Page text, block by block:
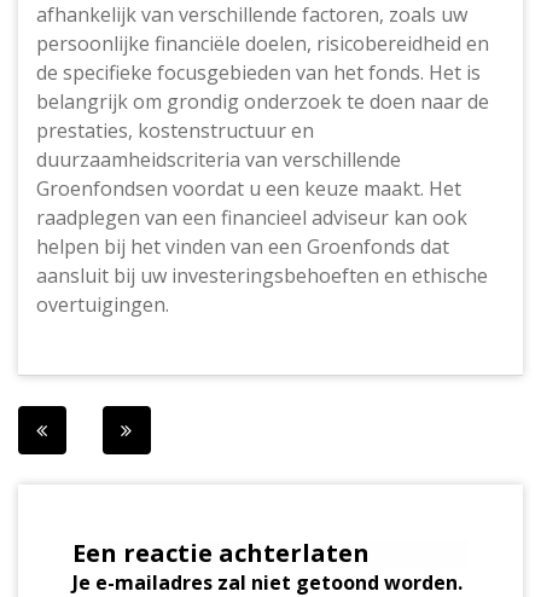
afhankelijk van verschillende factoren, zoals uw
persoonlijke financiële doelen, risicobereidheid en
de specifieke focusgebieden van het fonds. Het is
belangrijk om grondig onderzoek te doen naar de
prestaties, kostenstructuur en
duurzaamheidscriteria van verschillende
Groenfondsen voordat u een keuze maakt. Het
raadplegen van een financieel adviseur kan ook
helpen bij het vinden van een Groenfonds dat
aansluit bij uw investeringsbehoeften en ethische
overtuigingen.
Berichtnavigatie
Een reactie achterlaten
Je e-mailadres zal niet getoond worden.